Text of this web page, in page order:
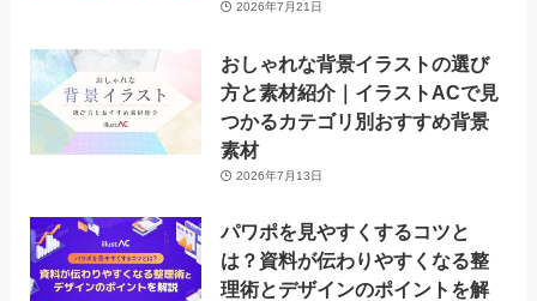
2026年7月21日
おしゃれな背景イラストの選び
方と素材紹介｜イラストACで見
つかるカテゴリ別おすすめ背景
素材
2026年7月13日
パワポを見やすくするコツと
は？資料が伝わりやすくなる整
理術とデザインのポイントを解